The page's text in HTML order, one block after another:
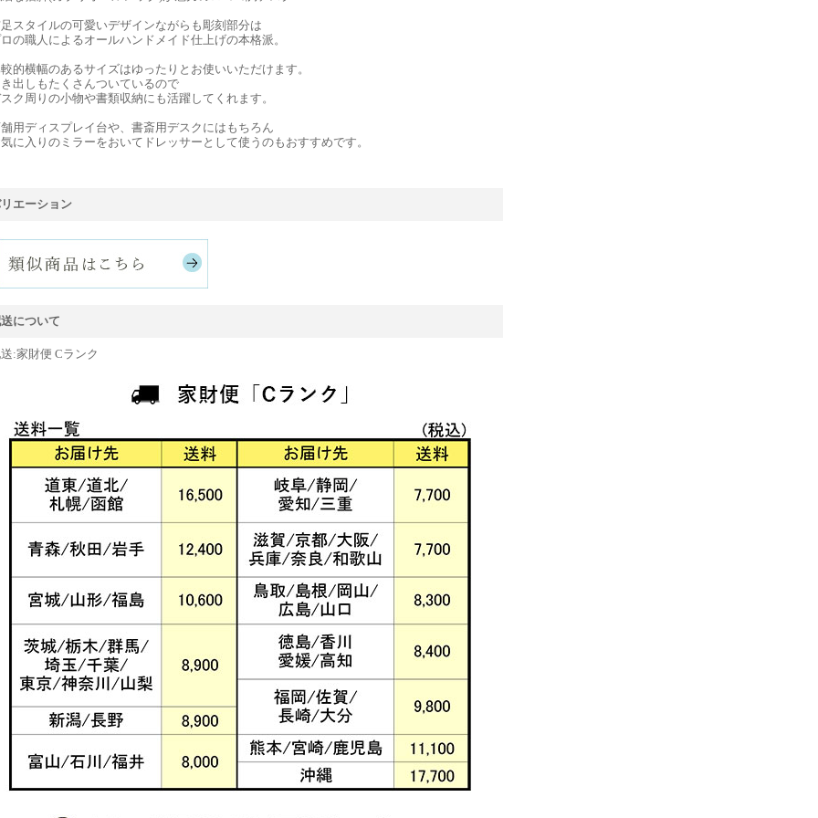
スタイルの可愛いデザインながらも彫刻部分は
の職人によるオールハンドメイド仕上げの本格派。
的横幅のあるサイズはゆったりとお使いいただけます。
出しもたくさんついているので
ク周りの小物や書類収納にも活躍してくれます。
用ディスプレイ台や、書斎用デスクにはもちろん
に入りのミラーをおいてドレッサーとして使うのもおすすめです。
エーション
について
:家財便 Cランク